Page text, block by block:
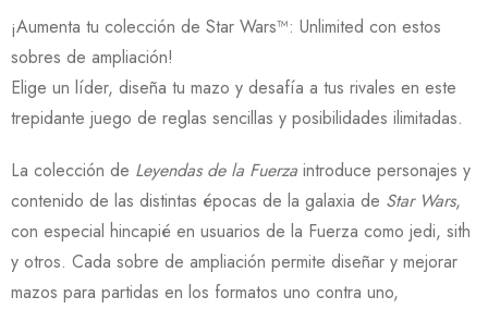
¡Aumenta tu colección de Star Wars™: Unlimited con estos
sobres de ampliación!
Elige un líder, diseña tu mazo y desafía a tus rivales en este
trepidante juego de reglas sencillas y posibilidades ilimitadas.
La colección de Leyendas de la Fuerza introduce personajes y
contenido de las distintas épocas de la galaxia de Star Wars,
con especial hincapié en usuarios de la Fuerza como jedi, sith
y otros. Cada sobre de ampliación permite diseñar y mejorar
mazos para partidas en los formatos uno contra uno,